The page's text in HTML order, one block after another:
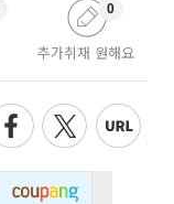
추가취재 원해요
0